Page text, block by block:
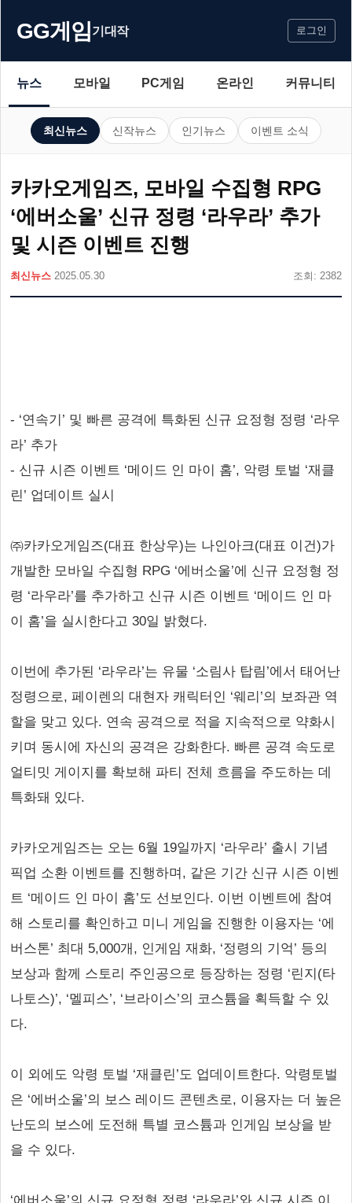
GG게임기대작 로그인
뉴스 모바일 PC게임 온라인 커뮤니티
최신뉴스 신작뉴스 인기뉴스 이벤트 소식
카카오게임즈, 모바일 수집형 RPG
‘에버소울’ 신규 정령 ‘라우라’ 추가
및 시즌 이벤트 진행
최신뉴스 2025.05.30 조회: 2382
- ‘연속기’ 및 빠른 공격에 특화된 신규 요정형 정령 ‘라우
라’ 추가
- 신규 시즌 이벤트 ‘메이드 인 마이 홈’, 악령 토벌 ‘재클
린’ 업데이트 실시
㈜카카오게임즈(대표 한상우)는 나인아크(대표 이건)가
개발한 모바일 수집형 RPG ‘에버소울’에 신규 요정형 정
령 ‘라우라’를 추가하고 신규 시즌 이벤트 ‘메이드 인 마
이 홈’을 실시한다고 30일 밝혔다.
이번에 추가된 ‘라우라’는 유물 ‘소림사 탑림’에서 태어난
정령으로, 페이렌의 대현자 캐릭터인 ‘웨리’의 보좌관 역
할을 맞고 있다. 연속 공격으로 적을 지속적으로 약화시
키며 동시에 자신의 공격은 강화한다. 빠른 공격 속도로
얼티밋 게이지를 확보해 파티 전체 흐름을 주도하는 데
특화돼 있다.
카카오게임즈는 오는 6월 19일까지 ‘라우라’ 출시 기념
픽업 소환 이벤트를 진행하며, 같은 기간 신규 시즌 이벤
트 ‘메이드 인 마이 홈’도 선보인다. 이번 이벤트에 참여
해 스토리를 확인하고 미니 게임을 진행한 이용자는 ‘에
버스톤’ 최대 5,000개, 인게임 재화, ‘정령의 기억’ 등의
보상과 함께 스토리 주인공으로 등장하는 정령 ‘린지(타
나토스)’, ‘멜피스’, ‘브라이스’의 코스튬을 획득할 수 있
다.
이 외에도 악령 토벌 ‘재클린’도 업데이트한다. 악령토벌
은 ‘에버소울’의 보스 레이드 콘텐츠로, 이용자는 더 높은
난도의 보스에 도전해 특별 코스튬과 인게임 보상을 받
을 수 있다.